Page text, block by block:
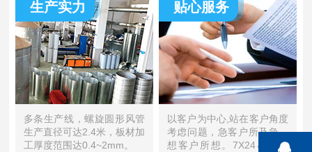
生产实力
多条生产线，螺旋圆形风管
生产直径可达2.4米，板材加
工厚度范围达0.4~2mm。
贴心服务
以客户为中心,站在客户角度
考虑问题，急客户所及急。
想客户所想。7X24小时服